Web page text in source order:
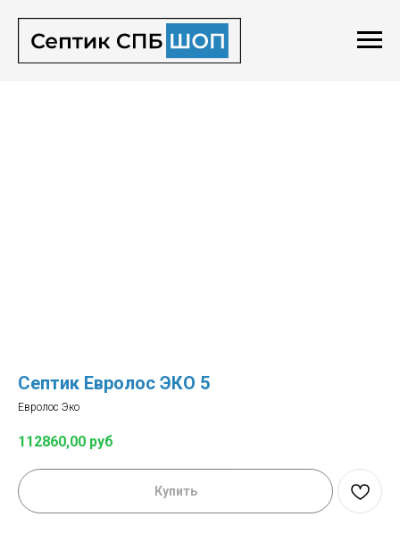
Септик Евролос ЭКО 5
Евролос Эко
112860,00 руб
Купить